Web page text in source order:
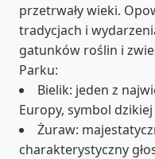
przetrwały wieki.
tradycjach i
gatunków roślin i
Parku:
Bielik: jeden z
Europy, symbol
Żuraw:
charakterystyczny